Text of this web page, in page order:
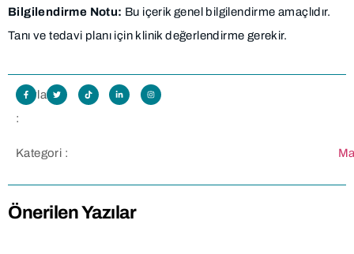
Bilgilendirme Notu: Bu içerik genel bilgilendirme amaçlıdır.
Tanı ve tedavi planı için klinik değerlendirme gerekir.
Paylaş
:
Kategori :
Önerilen Yazılar